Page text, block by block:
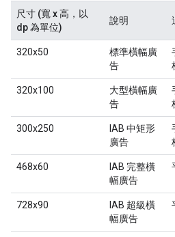
尺寸 (寬 x 高，以
dp 為單位)
說明
320x50
標準橫幅廣
告
320x100
大型橫幅廣
告
300x250
IAB 中矩形
廣告
468x60
IAB 完整橫
幅廣告
728x90
IAB 超級橫
幅廣告